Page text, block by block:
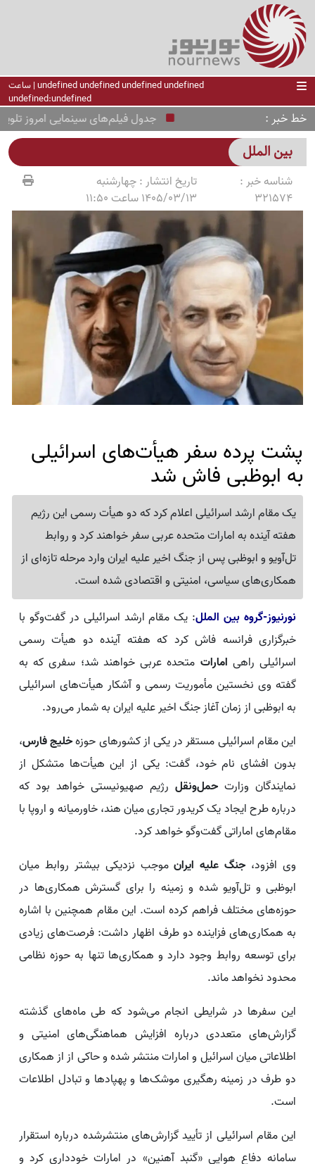
undefined undefined undefined undefined | ساعت
undefined:undefined
خط خبر جدول فیلم‌های سینمایی امروز تلویزیون پنجشنبه 15 مرداد/از «نجات
بین الملل
شناسه خبر :
321574
تاریخ انتشار :چهارشنبه
1405/03/13 ساعت 11:50
پشت پرده سفر هیأت‌های اسرائیلی
به ابوظبی فاش شد
یک مقام ارشد اسرائیلی اعلام کرد که دو هیأت رسمی این رژیم
هفته آینده به امارات متحده عربی سفر خواهند کرد و روابط
تل‌آویو و ابوظبی پس از جنگ اخیر علیه ایران وارد مرحله تازه‌ای از
همکاری‌های سیاسی، امنیتی و اقتصادی شده است.
نورنیوز-گروه بین الملل: یک مقام ارشد اسرائیلی در گفت‌وگو با
خبرگزاری فرانسه فاش کرد که هفته آینده دو هیأت رسمی
اسرائیلی راهی امارات متحده عربی خواهند شد؛ سفری که به
گفته وی نخستین مأموریت رسمی و آشکار هیأت‌های اسرائیلی
به ابوظبی از زمان آغاز جنگ اخیر علیه ایران به شمار می‌رود.
این مقام اسرائیلی مستقر در یکی از کشورهای حوزهخلیج فارس،
بدون افشای نام خود، گفت: یکی از این هیأت‌ها متشکل از
نمایندگان وزارت حمل‌ونقل رژیم صهیونیستی خواهد بود که
درباره طرح ایجاد یک کریدور تجاری میان هند، خاورمیانه و اروپا با
مقام‌های اماراتی گفت‌وگو خواهد کرد.
وی افزود، جنگ علیه ایرانموجب نزدیکی بیشتر روابط میان
ابوظبی و تل‌آویو شده و زمینه را برای گسترش همکاری‌ها در
حوزه‌های مختلف فراهم کرده است. این مقام همچنین با اشاره
به همکاری‌های فزاینده دو طرف اظهار داشت: فرصت‌های زیادی
برای توسعه روابط وجود دارد و همکاری‌ها تنها به حوزه نظامی
محدود نخواهد ماند.
این سفرها در شرایطی انجام می‌شود که طی ماه‌های گذشته
گزارش‌های متعددی درباره افزایش هماهنگی‌های امنیتی و
اطلاعاتی میان اسرائیل و امارات منتشر شده و حاکی از از همکاری
دو طرف در زمینه رهگیری موشک‌ها و پهپادها و تبادل اطلاعات
است.
این مقام اسرائیلی از تأیید گزارش‌های منتشرشده درباره استقرار
سامانه دفاع هوایی «گنبد آهنین» در امارات خودداری کرد و